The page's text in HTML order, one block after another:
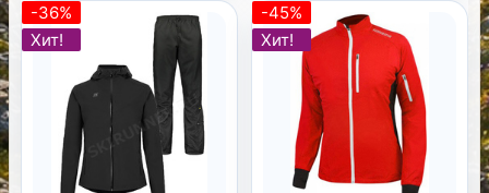
-36%
Хит!
-45%
Хит!